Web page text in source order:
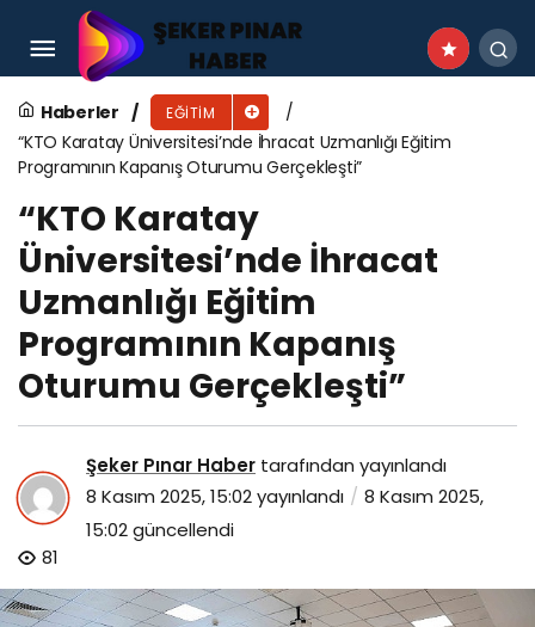
Haberler EĞITIM
“KTO Karatay Üniversitesi’nde İhracat Uzmanlığı Eğitim
Programının Kapanış Oturumu Gerçekleşti”
“KTO Karatay
Üniversitesi’nde İhracat
Uzmanlığı Eğitim
Programının Kapanış
Oturumu Gerçekleşti”
Şeker Pınar Haber tarafından yayınlandı
8 Kasım 2025, 15:02yayınlandı
8 Kasım 2025,
15:02güncellendi
81
İşsizliğe karşı sanayi sitesinde kurs merkezi